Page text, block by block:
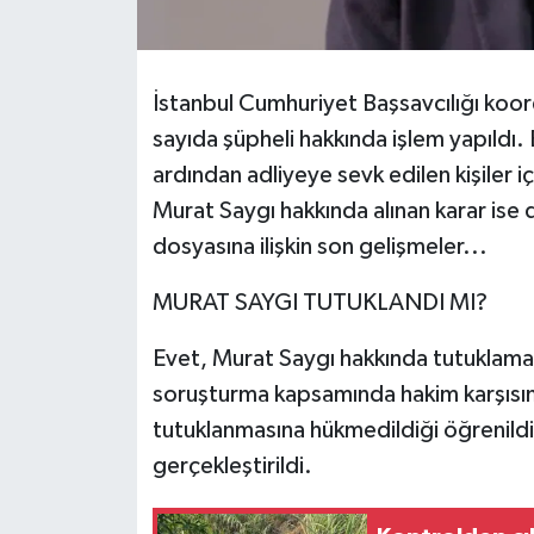
İstanbul Cumhuriyet Başsavcılığı
sayıda şüpheli hakkında işlem
ardından adliyeye sevk edilen kişiler
Murat Saygı hakkında alınan karar
dosyasına ilişkin son gelişmeler...
MURAT SAYGI TUTUKLANDI MI?
Evet, Murat Saygı hakkında
soruşturma kapsamında hakim
tutuklanmasına hükmedildiği
gerçekleştirildi.
Tarihi Yapılarımız